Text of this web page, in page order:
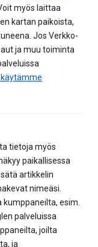
myös laittaa
kartan paikoista,
Jos Verkko-
ja muu toiminta
käytämme
tietoja myös
paikallisessa
artikkelin
nimeäsi.
esim.
palveluissa
joilta
ja